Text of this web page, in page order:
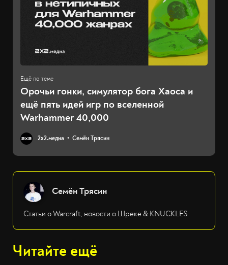
Орочьи гонки, симулятор бога Хаоса и
ещё пять идей игр по вселенной
Warhammer 40,000
2х2.медиа Семён Трясин
Семён Трясин
Статьи о Warcraft, новости о Шреке & KNUCKLES
Читайте ещё